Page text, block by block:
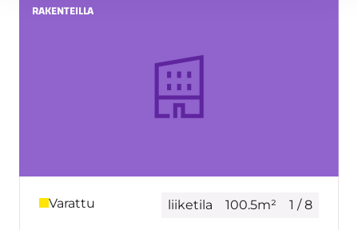
RAKENTEILLA
Varattu liiketila 100.5m² 1 / 8